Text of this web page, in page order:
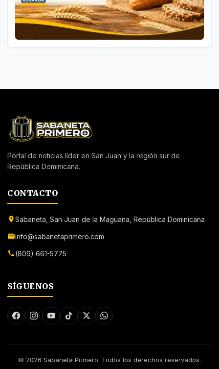
Portal de noticias líder en San Juan y la región sur de
República Dominicana.
CONTACTO
Sabaneta, San Juan de la Maguana, República Dominicana
info@sabanetaprimero.com
(809) 661-5775
SÍGUENOS
© 2026 Sabaneta Primero. Todos los derechos reservados.